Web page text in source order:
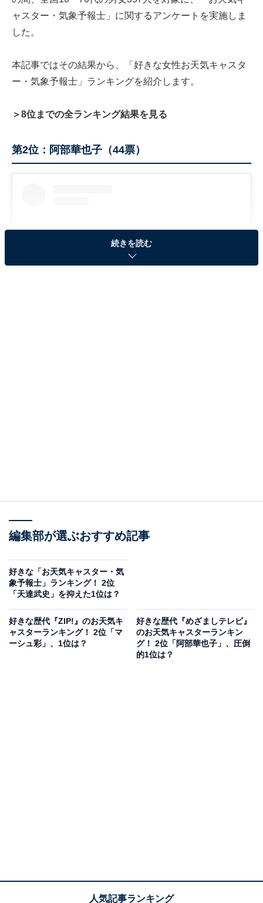
ャスター・気象予報士」に関するアンケートを実施しま
した。
本記事ではその結果から、「好きな女性お天気キャスタ
ー・気象予報士」ランキングを紹介します。
＞8位までの全ランキング結果を見る
第2位：阿部華也子（44票）
2016〜2022年まで『めざましテレビ』（フジテレビ系）
どようび』のメインキャスターとして活躍中です。
ており、約週2本というペースで更新中。近況報告や
Vlogなど身近な話題を中心に配信し、登録者も20万人に
続きを読む
編集部が選ぶおすすめ記事
好きな「お天気キャスター・気
象予報士」ランキング！ 2位
「天達武史」を抑えた1位は？
好きな歴代『ZIP!』のお天気キ
ャスターランキング！ 2位「マ
ーシュ彩」、1位は？
好きな歴代『めざましテレビ』
のお天気キャスターランキン
グ！ 2位「阿部華也子」、圧倒
的1位は？